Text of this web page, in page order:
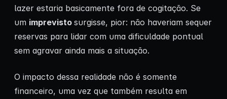
lazer estaria basicamente fora de cogitação. Se
um imprevisto surgisse, pior: não haveriam sequer
reservas para lidar com uma dificuldade pontual
sem agravar ainda mais a situação.
O impacto dessa realidade não é somente
financeiro, uma vez que também resulta em